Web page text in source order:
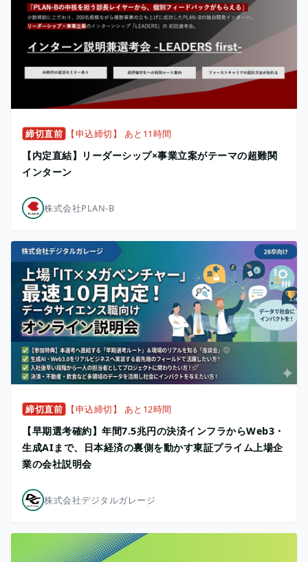
締切直前 【申込締切】 あと11時間
【内定直結】リーダーシップ×事業立案がテーマの超難関
インターン
株式会社PLAN-B
締切直前 【申込締切】 あと12時間
【早期選考確約】年間7.5兆円の決済インフラからWeb3・
生成AIまで、日本経済の裏側を動かす東証プライム上場企
業の会社説明会
株式会社デジタルガレージ